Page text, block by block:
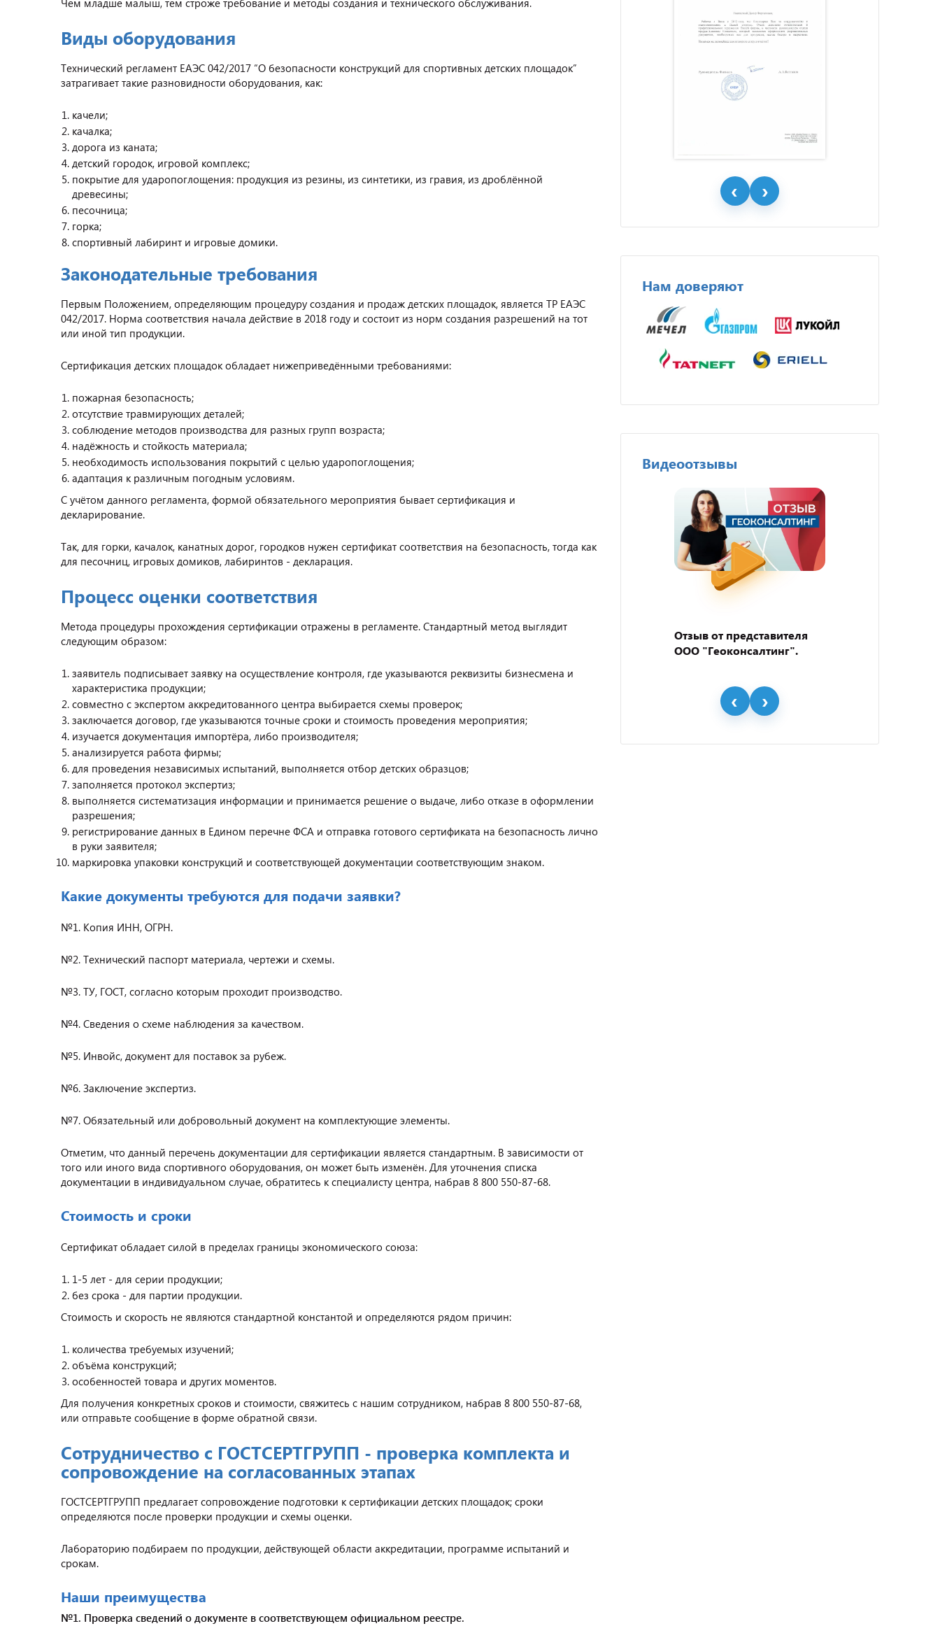
Чем младше малыш, тем строже требование и методы создания и технического обслуживания.
Виды оборудования
Технический регламент ЕАЭС 042/2017 “О безопасности конструкций для спортивных детских площадок”
затрагивает такие разновидности оборудования, как:
качели;
качалка;
дорога из каната;
детский городок, игровой комплекс;
покрытие для ударопоглощения: продукция из резины, из синтетики, из гравия, из дроблённой
древесины;
песочница;
горка;
спортивный лабиринт и игровые домики.
Законодательные требования
Первым Положением, определяющим процедуру создания и продаж детских площадок, является ТР ЕАЭС
042/2017. Норма соответствия начала действие в 2018 году и состоит из норм создания разрешений на тот
или иной тип продукции.
Сертификация детских площадок обладает нижеприведёнными требованиями:
пожарная безопасность;
отсутствие травмирующих деталей;
соблюдение методов производства для разных групп возраста;
надёжность и стойкость материала;
необходимость использования покрытий с целью ударопоглощения;
адаптация к различным погодным условиям.
С учётом данного регламента, формой обязательного мероприятия бывает сертификация и
декларирование.
Так, для горки, качалок, канатных дорог, городков нужен сертификат соответствия на безопасность, тогда как
для песочниц, игровых домиков, лабиринтов - декларация.
Процесс оценки соответствия
Метода процедуры прохождения сертификации отражены в регламенте. Стандартный метод выглядит
следующим образом:
заявитель подписывает заявку на осуществление контроля, где указываются реквизиты бизнесмена и
характеристика продукции;
совместно с экспертом аккредитованного центра выбирается схемы проверок;
заключается договор, где указываются точные сроки и стоимость проведения мероприятия;
изучается документация импортёра, либо производителя;
анализируется работа фирмы;
для проведения независимых испытаний, выполняется отбор детских образцов;
заполняется протокол экспертиз;
выполняется систематизация информации и принимается решение о выдаче, либо отказе в оформлении
разрешения;
регистрирование данных в Едином перечне ФСА и отправка готового сертификата на безопасность лично
в руки заявителя;
маркировка упаковки конструкций и соответствующей документации соответствующим знаком.
Какие документы требуются для подачи заявки?
№1. Копия ИНН, ОГРН.
№2. Технический паспорт материала, чертежи и схемы.
№3. ТУ, ГОСТ, согласно которым проходит производство.
№4. Сведения о схеме наблюдения за качеством.
№5. Инвойс, документ для поставок за рубеж.
№6. Заключение экспертиз.
№7. Обязательный или добровольный документ на комплектующие элементы.
Отметим, что данный перечень документации для сертификации является стандартным. В зависимости от
того или иного вида спортивного оборудования, он может быть изменён. Для уточнения списка
документации в индивидуальном случае, обратитесь к специалисту центра, набрав 8 800 550-87-68.
Стоимость и сроки
Сертификат обладает силой в пределах границы экономического союза:
1-5 лет - для серии продукции;
без срока - для партии продукции.
Стоимость и скорость не являются стандартной константой и определяются рядом причин:
количества требуемых изучений;
объёма конструкций;
особенностей товара и других моментов.
Для получения конкретных сроков и стоимости, свяжитесь с нашим сотрудником, набрав 8 800 550-87-68,
или отправьте сообщение в форме обратной связи.
Сотрудничество с ГОСТСЕРТГРУПП - проверка комплекта и
сопровождение на согласованных этапах
ГОСТСЕРТГРУПП предлагает сопровождение подготовки к сертификации детских площадок; сроки
определяются после проверки продукции и схемы оценки.
Лабораторию подбираем по продукции, действующей области аккредитации, программе испытаний и
срокам.
Наши преимущества
№1. Проверка сведений о документе в соответствующем официальном реестре.
Нам доверяют
Видеоотзывы
Отзыв от представителя
Отзыв от представителя
ООО "Геоконсалтинг".